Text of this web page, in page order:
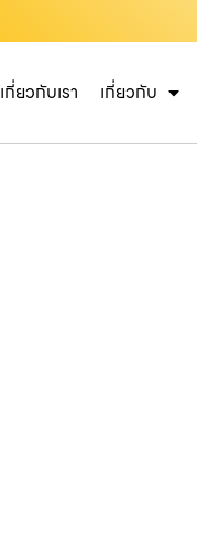
เกี่ยวกับเรา เกี่ยวกับ